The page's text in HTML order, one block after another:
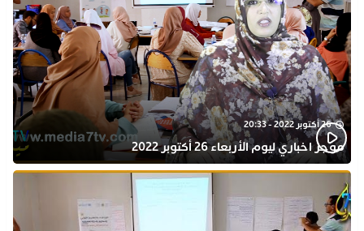
26 أكتوبر 2022 - 20:33
موجز اخباري ليوم الأربعاء 26 أكتوبر 2022